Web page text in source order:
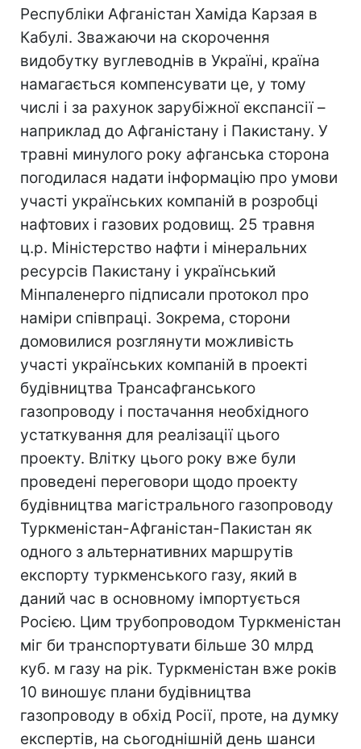
Республіки Афганістан Хаміда Карзая в
Кабулі. Зважаючи на скорочення
видобутку вуглеводнів в Україні, країна
намагається компенсувати це, у тому
числі і за рахунок зарубіжної експансії –
наприклад до Афганістану і Пакистану. У
травні минулого року афганська сторона
погодилася надати інформацію про умови
участі українських компаній в розробці
нафтових і газових родовищ. 25 травня
ц.р. Міністерство нафти і мінеральних
ресурсів Пакистану і український
Мінпаленерго підписали протокол про
наміри співпраці. Зокрема, сторони
домовилися розглянути можливість
участі українських компаній в проекті
будівництва Трансафганського
газопроводу і постачання необхідного
устаткування для реалізації цього
проекту. Влітку цього року вже були
проведені переговори щодо проекту
будівництва магістрального газопроводу
Туркменiстан-Афганiстан-Пакистан як
одного з альтернативних маршрутів
експорту туркменського газу, який в
даний час в основному імпортується
Росією. Цим трубопроводом Туркменістан
міг би транспортувати більше 30 млрд
куб. м газу на рік. Туркменістан вже років
10 виношує плани будівництва
газопроводу в обхід Росії, проте, на думку
експертів, на сьогоднішній день шанси